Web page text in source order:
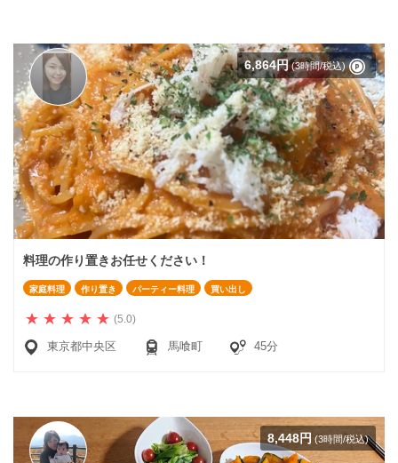
6,864円(3時間/税込)
料理の作り置きお任せください！
家庭料理 作り置き パーティー料理 買い出し
(5.0)
東京都中央区 馬喰町 45分
8,448円 (3時間/税込)